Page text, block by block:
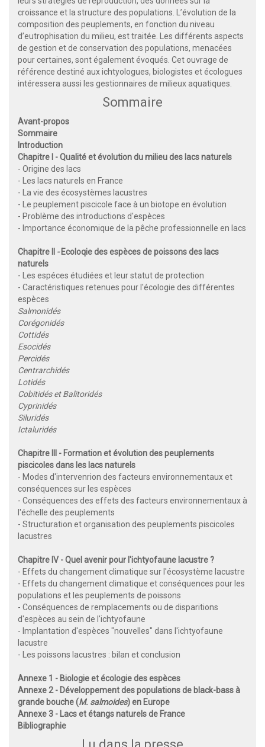
croissance et la structure des populations. L’évolution de la
composition des peuplements, en fonction du niveau
d’eutrophisation du milieu, est traitée. Les différents aspects
de gestion et de conservation des populations, menacées
pour certaines, sont également évoqués. Cet ouvrage de
référence destiné aux ichtyologues, biologistes et écologues
intéressera aussi les gestionnaires de milieux aquatiques.
Sommaire
Avant-propos
Sommaire
Introduction
Chapitre I - Qualité et évolution du milieu des lacs naturels
- Origine des lacs
- Les lacs naturels en France
- La vie des écosystèmes lacustres
- Le peuplement piscicole face à un biotope en évolution
- Problème des introductions d'espèces
- Importance économique de la pêche professionnelle en lacs
Chapitre II - Ecoloqie des espèces de poissons des lacs
naturels
- Les espéces étudiées et leur statut de protection
- Caractéristiques retenues pour l'écologie des différentes
espèces
Salmonidés
Corégonidés
Cottidés
Esocidés
Percidés
Centrarchidés
Lotidés
Cobitidés et Balitoridés
Cyprinidés
Siluridés
Ictaluridés
Chapitre
III - Formation et évolution des peuplements
piscicoles dans les lacs naturels
- Modes d'intervenrion des facteurs environnementaux et
conséquences sur les espèces
- Conséquences des effets des facteurs environnementaux à
l'échelle des peuplements
- Structuration et organisation des peuplements piscicoles
lacustres
Chapitre IV - Quel avenir pour I'ichtyofaune lacustre ?
- Effets du changement climatique sur I'écosystème lacustre
- Effets du changement climatique et conséquences pour les
populations et les peuplements de poissons
- Conséquences de remplacements ou de disparitions
d'espèces au sein de I'ichtyofaune
- Implantation d'espèces "nouvelles" dans I'ichtyofaune
lacustre
- Les poissons lacustres : bilan et conclusion
Annexe 1 - Biologie et écologie des espèces
Annexe 2 - Développement des populations de black-bass à
grande bouche (M. salmoides) en Europe
Annexe 3 - Lacs et étangs naturels de France
Bibliographie